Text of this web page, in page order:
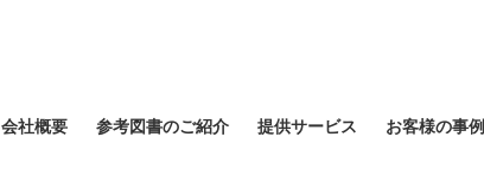
会社概要 参考図書のご紹介 提供サービス お客様の事例